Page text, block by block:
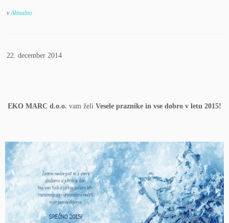
vAktualno
22. december 2014
EKO MARC d.o.o. vam želi Vesele praznike in vse dobro v letu 2015!